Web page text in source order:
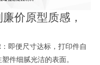
价原型质感，
即便尺寸达标，打印件自
件细腻光洁的表面。